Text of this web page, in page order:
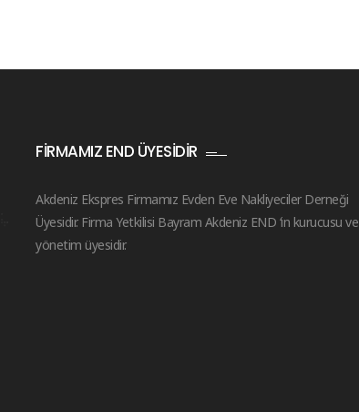
FIRMAMIZ END ÜYESIDIR
Akdeniz Ekspres Firmamız Evden Eve Nakliyeciler Derneği
Üyesidir. Firma Yetkilisi Bayram Akdeniz END ‘in kurucusu ve
yönetim üyesidir.